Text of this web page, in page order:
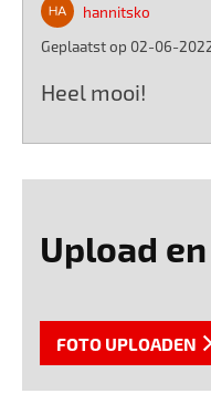
hannitsko
Geplaatst op 02-06-
Heel mooi!
Upload
FOTO UPLOADEN